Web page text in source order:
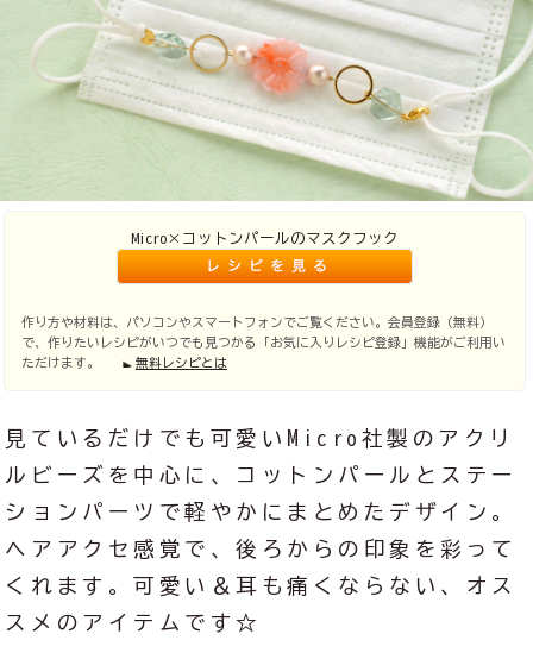
Micro×コットンパールのマスクフック
作り方や材料は、パソコンやスマートフォンでご覧ください。会員登録（無料）
で、作りたいレシピがいつでも見つかる「お気に入りレシピ登録」機能がご利用い
ただけます。
無料レシピとは
見ているだけでも可愛いMicro社製のアクリ
ルビーズを中心に、コットンパールとステー
ションパーツで軽やかにまとめたデザイン。
ヘアアクセ感覚で、後ろからの印象を彩って
くれます。可愛い＆耳も痛くならない、オス
スメのアイテムです☆